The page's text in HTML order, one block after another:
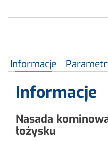
Informacje
Informacje
Nasada
łożysku